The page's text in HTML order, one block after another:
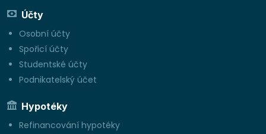
Účty
Osobní účty
Spořicí účty
Studentské účty
Podnikatelský účet
Hypotéky
Refinancování hypotéky